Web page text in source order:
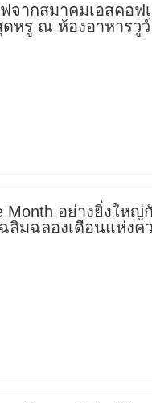
จากสมาคมเอสคอฟ
ดหรู ณ ห้องอาหารวูว์
Month อย่างยิ่งใหญ่
ฉลิมฉลองเดือนแห่งค